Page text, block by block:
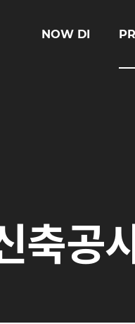
NOW DI
축공